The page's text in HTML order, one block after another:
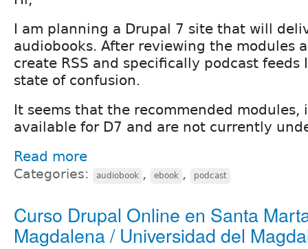
I am planning a Drupal 7 site that will
audiobooks. After reviewing the modules
create RSS and specifically podcast feeds
state of confusion.
It seems that the recommended modules,
available for D7 and are not currently
Read more
Categories: audiobook , ebook , podcast
Curso Drupal Online en Santa
Magdalena / Universidad del